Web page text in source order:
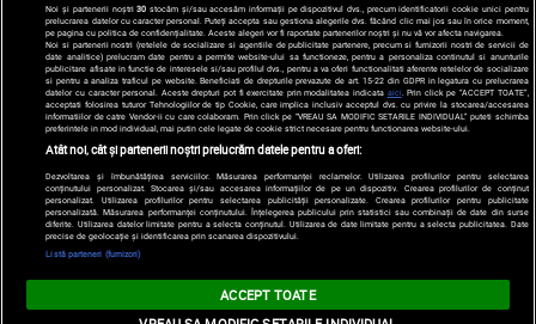
Copyright © 2026 / DIGI ROMANIA S.A.
Arhiva
Comunicate de presă Politica de confidentialitate
Termeni
si conditii
Gestionați preferințele| Contact/Info Codul etic
Noi și partenerii noștri30 stocăm și/sau accesăm informații pe dispozitivul dvs., precum identificatorii cookie unici pentru
prelucrarea datelor cu caracter personal. Puteți accepta sau gestiona alegerile dvs. făcând clic mai jos sau în orice moment,
pe pagina cu politica de confidențialitate. Aceste alegeri vor fi raportate partenerilor noștri și nu vă vor afecta navigarea.
Noi si partenerii nostri (retelele de socializare si agentiile de publicitate partenere, precum si furnizorii nostri de servicii de
date analitice) prelucram date pentru a permite website-ului sa functioneze, pentru a personaliza continutul si anunturile
publicitare afisate in functie de interesele si/sau profilul dvs., pentru a va oferi functionalitati aferente retelelor de socializare
si pentru a analiza traficul pe website. Beneficiati de drepturile prevazute de art. 15-22 din GDPR in legatura cu prelucrarea
datelor cu caracter personal. Aceste drepturi pot fi exercitate prin modalitatea indicata aici. Prin click pe “ACCEPT TOATE”,
acceptati folosirea tuturor Tehnologiilor de tip Cookie, care implica inclusiv acceptul dvs. cu privire la stocarea/accesarea
informatiilor de catre Vendor-ii cu care colaboram. Prin click pe “VREAU SA MODIFIC SETARILE INDIVIDUAL” puteti schimba
preferintele in mod individual, mai putin cele legate de cookie strict necesare pentru functionarea website-ului.
Atât noi, cât și partenerii noștri prelucrăm datele pentru a oferi:
Dezvoltarea și îmbunătățirea serviciilor. Măsurarea performanței reclamelor. Utilizarea profilurilor pentru selectarea
conținutului personalizat. Stocarea și/sau accesarea informațiilor de pe un dispozitiv. Crearea profilurilor de conținut
personalizat. Utilizarea profilurilor pentru selectarea publicității personalizate. Crearea profilurilor pentru publicitate
personalizată. Măsurarea performanței conținutului. Înțelegerea publicului prin statistici sau combinații de date din surse
diferite. Utilizarea datelor limitate pentru a selecta conținutul. Utilizarea de date limitate pentru a selecta publicitatea. Date
precise de geolocație și identificarea prin scanarea dispozitivului.
Listă parteneri (furnizori)
ACCEPT TOATE